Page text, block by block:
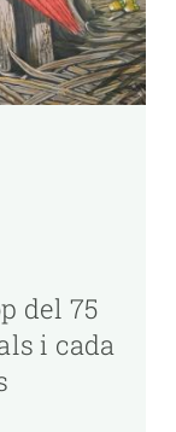
del 75
i cada